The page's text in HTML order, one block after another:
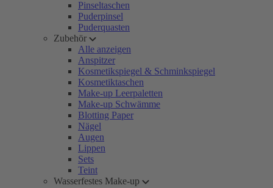
Pinseltaschen
Puderpinsel
Puderquasten
Zubehör
Alle anzeigen
Anspitzer
Kosmetikspiegel & Schminkspiegel
Kosmetiktaschen
Make-up Leerpaletten
Make-up Schwämme
Blotting Paper
Nägel
Augen
Lippen
Sets
Teint
Wasserfestes Make-up